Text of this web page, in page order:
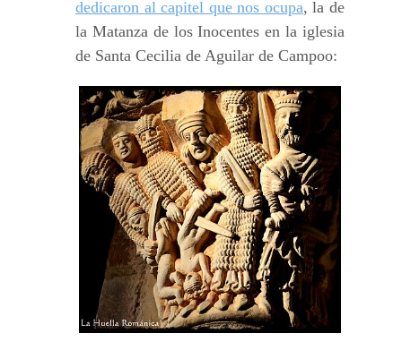
dedicaron al capitel que nos ocupa, la de
la Matanza de los Inocentes en la iglesia
de Santa Cecilia de Aguilar de Campoo: